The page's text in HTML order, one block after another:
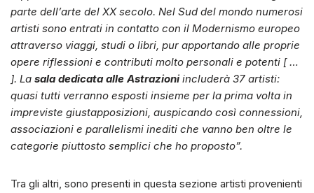
parte dell’arte del XX secolo. Nel Sud del mondo numerosi
artisti sono entrati in contatto con il Modernismo europeo
attraverso viaggi, studi o libri, pur apportando alle proprie
opere riflessioni e contributi molto personali e potenti [ …
]. La sala dedicata alle Astrazioniincluderà 37 artisti:
quasi tutti verranno esposti insieme per la prima volta in
impreviste giustapposizioni, auspicando così connessioni,
associazioni e parallelismi inediti che vanno ben oltre le
categorie piuttosto semplici che ho proposto”.
Tra gli altri, sono presenti in questa sezione artisti provenienti